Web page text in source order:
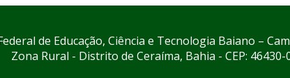
de Educação, Ciência e Tecnologia Baiano –
Zona Rural - Distrito de Ceraíma, Bahia - CEP: 46430-